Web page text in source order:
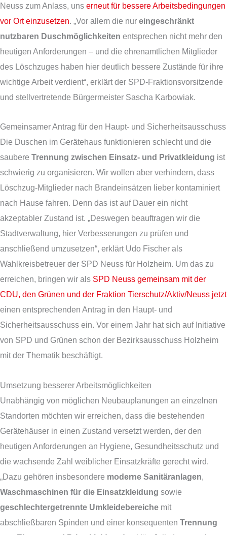
Neuss zum Anlass, uns erneut für bessere Arbeitsbedingungen
vor Ort einzusetzen. „Vor allem die nur eingeschränkt
nutzbaren Duschmöglichkeiten entsprechen nicht mehr den
heutigen Anforderungen – und die ehrenamtlichen Mitglieder
des Löschzuges haben hier deutlich bessere Zustände für ihre
wichtige Arbeit verdient“, erklärt der SPD-Fraktionsvorsitzende
und stellvertretende Bürgermeister Sascha Karbowiak.
Gemeinsamer Antrag für den Haupt- und Sicherheitsausschuss
Die Duschen im Gerätehaus funktionieren schlecht und die
saubere Trennung zwischen Einsatz- und Privatkleidung ist
schwierig zu organisieren. Wir wollen aber verhindern, dass
Löschzug-Mitglieder nach Brandeinsätzen lieber kontaminiert
nach Hause fahren. Denn das ist auf Dauer ein nicht
akzeptabler Zustand ist. „Deswegen beauftragen wir die
Stadtverwaltung, hier Verbesserungen zu prüfen und
anschließend umzusetzen“, erklärt Udo Fischer als
Wahlkreisbetreuer der SPD Neuss für Holzheim. Um das zu
erreichen, bringen wir als SPD Neuss gemeinsam mit der
CDU, den Grünen und der Fraktion Tierschutz/Aktiv/Neuss jetzt
einen entsprechenden Antrag in den Haupt- und
Sicherheitsausschuss ein. Vor einem Jahr hat sich auf Initiative
von SPD und Grünen schon der Bezirksausschuss Holzheim
mit der Thematik beschäftigt.
Umsetzung besserer Arbeitsmöglichkeiten
Unabhängig von möglichen Neubauplanungen an einzelnen
Standorten möchten wir erreichen, dass die bestehenden
Gerätehäuser in einen Zustand versetzt werden, der den
heutigen Anforderungen an Hygiene, Gesundheitsschutz und
die wachsende Zahl weiblicher Einsatzkräfte gerecht wird.
„Dazu gehören insbesondere moderne Sanitäranlagen,
Waschmaschinen für die Einsatzkleidung sowie
geschlechtergetrennte Umkleidebereiche mit
abschließbaren Spinden und einer konsequenten Trennung